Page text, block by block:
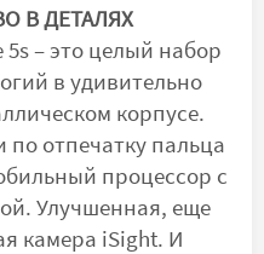
В ДЕТАЛЯХ
– это целый набор
в удивительно
корпусе.
отпечатку пальца
процессор с
Улучшенная, еще
камера iSight. И